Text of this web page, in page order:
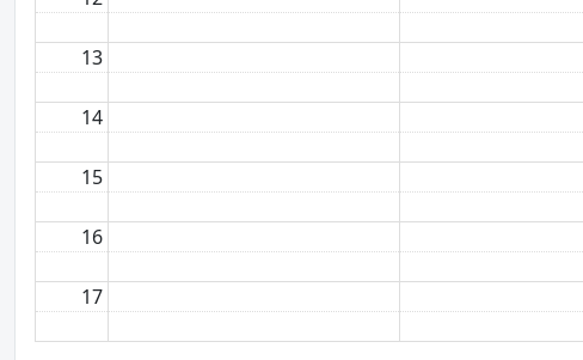
13
14
15
16
17